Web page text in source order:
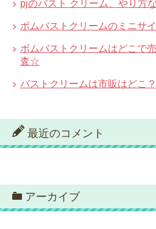
pjのバスト クリーム、やり方
ボムバストクリームのミニサ
ボムバストクリームはどこで
査☆
バストクリームは市販はどこ？
最近のコメント
アーカイブ